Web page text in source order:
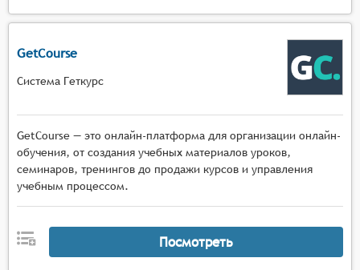
реальном времени.
GetCourse
Система Геткурс
GetCourse — это онлайн-платформа для организации онлайн-
обучения, от создания учебных материалов уроков,
семинаров, тренингов до продажи курсов и управления
учебным процессом.
Посмотреть